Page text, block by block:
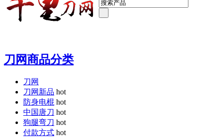
刀网商品分类
刀网
刀网新品 hot
防身电棍 hot
中国唐刀 hot
狗腿弯刀 hot
付款方式 hot